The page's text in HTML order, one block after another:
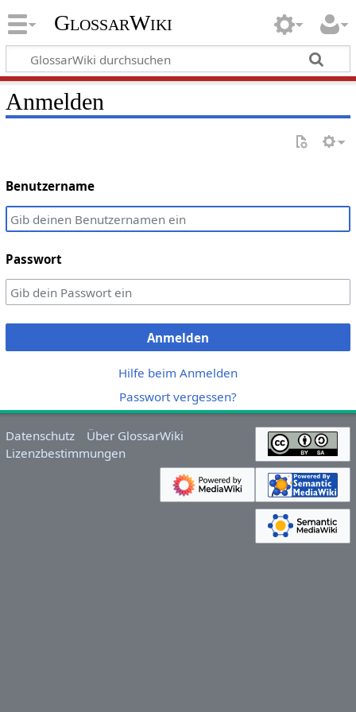
GlossarWiki
Anmelden
Benutzername
Passwort
Anmelden
Hilfe beim Anmelden
Passwort vergessen?
Datenschutz
Über GlossarWiki
Lizenzbestimmungen